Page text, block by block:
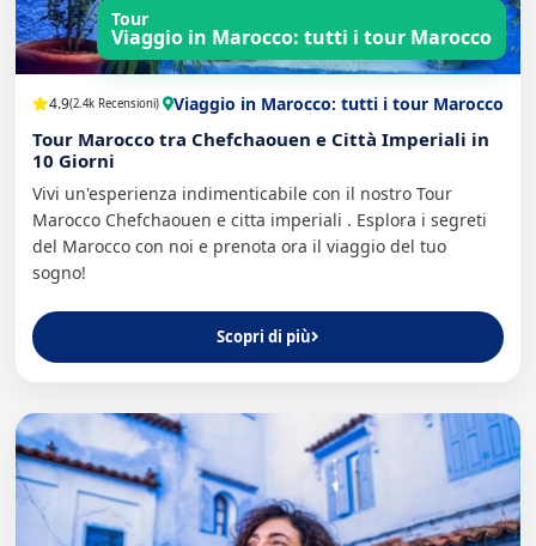
Tour
Viaggio in Marocco: tutti i tour Marocco
4.9(2.4k Recensioni) Viaggio in Marocco: tutti i tour Marocco
Tour Marocco tra Chefchaouen e Città Imperiali in
10 Giorni
Vivi un'esperienza indimenticabile con il nostro Tour
Marocco Chefchaouen e citta imperiali . Esplora i segreti
del Marocco con noi e prenota ora il viaggio del tuo
sogno!
Scopri di più